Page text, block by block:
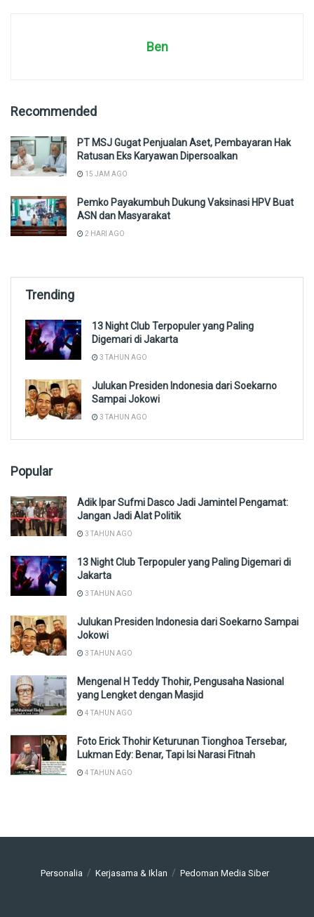
Ben
Recommended
PT MSJ Gugat Penjualan Aset, Pembayaran Hak
Ratusan Eks Karyawan Dipersoalkan
15 JAM AGO
Pemko Payakumbuh Dukung Vaksinasi HPV Buat
ASN dan Masyarakat
2 HARI AGO
Trending
13 Night Club Terpopuler yang Paling
Digemari di Jakarta
3 TAHUN AGO
Julukan Presiden Indonesia dari Soekarno
Sampai Jokowi
3 TAHUN AGO
Popular
Adik Ipar Sufmi Dasco Jadi Jamintel Pengamat:
Jangan Jadi Alat Politik
3 TAHUN AGO
13 Night Club Terpopuler yang Paling Digemari di
Jakarta
3 TAHUN AGO
Julukan Presiden Indonesia dari Soekarno Sampai
Jokowi
3 TAHUN AGO
Mengenal H Teddy Thohir, Pengusaha Nasional
yang Lengket dengan Masjid
4 TAHUN AGO
Foto Erick Thohir Keturunan Tionghoa Tersebar,
Lukman Edy: Benar, Tapi Isi Narasi Fitnah
4 TAHUN AGO
Personalia Kerjasama & Iklan Pedoman Media Siber